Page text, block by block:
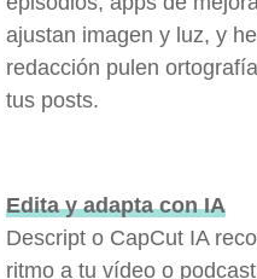
ajustan imagen y luz, y
redacción pulen
tus posts.
Edita y adapta con IA
Descript o CapCut IA
ritmo a tu vídeo o